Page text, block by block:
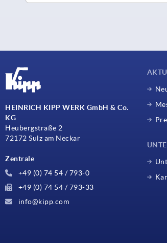
HEINRICH KIPP WERK GmbH & Co.
KG
Heubergstraße 2
72172 Sulz am Neckar
Zentrale
+49 (0) 74 54 / 793-0
+49 (0) 74 54 / 793-33
info@kipp.com